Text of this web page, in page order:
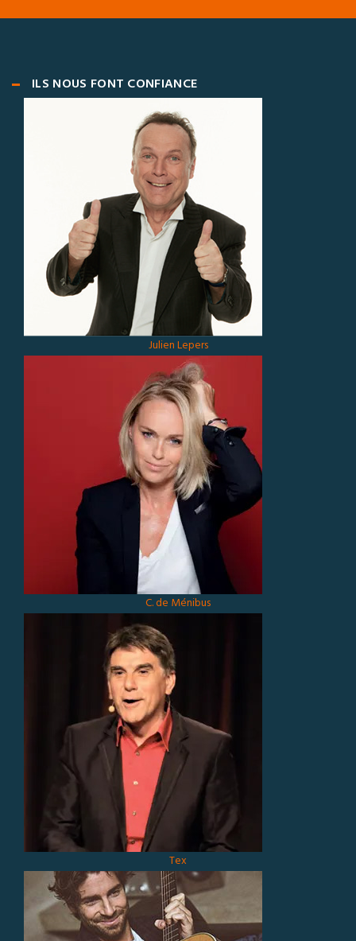
ILS NOUS FONT CONFIANCE
Julien Lepers
C. de Ménibus
Tex